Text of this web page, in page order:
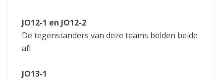
JO12-1 en JO12-2
De tegenstanders van deze teams belden beide
af!
JO13-1